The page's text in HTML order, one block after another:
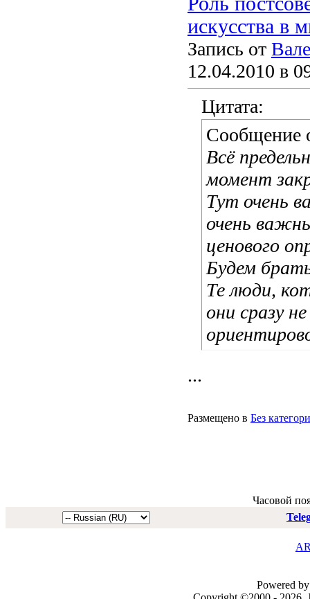
искусства в
Запись от
12.04.2010 в
Цитата:
Сообщение
Всё
момент
Тут очень
очень
ценового
Будем
Те люди,
они сразу
...
Размещено в Без
Часовой
Powered